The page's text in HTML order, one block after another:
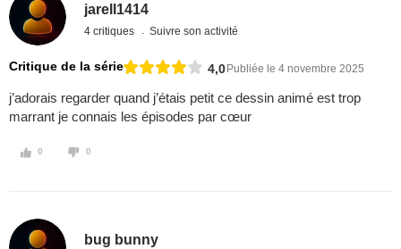
jarell1414
4 critiques Suivre son activité
Critique de la série 4,0Publiée le 4 novembre 2025
j’adorais regarder quand j’étais petit ce dessin animé est trop
marrant je connais les épisodes par cœur
0 0
bug bunny